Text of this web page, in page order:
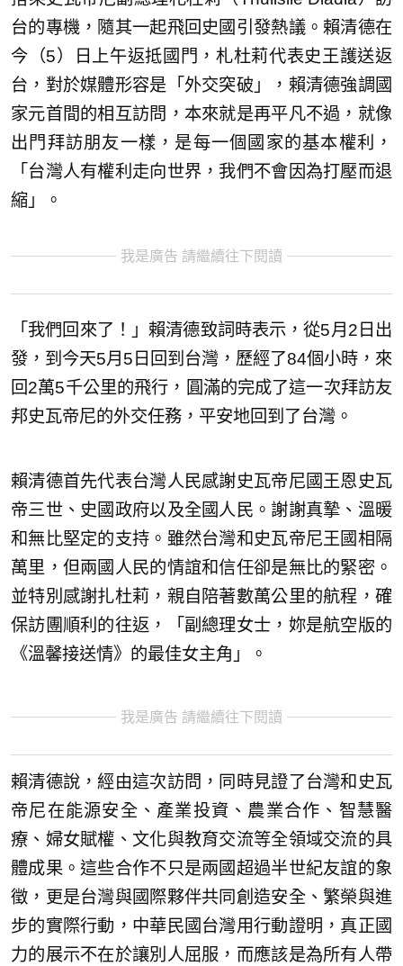
台的專機，隨其一起飛回史國引發熱議。賴清德在
今（5）日上午返抵國門，札杜莉代表史王護送返
台，對於媒體形容是「外交突破」，賴清德強調國
家元首間的相互訪問，本來就是再平凡不過，就像
出門拜訪朋友一樣，是每一個國家的基本權利，
「台灣人有權利走向世界，我們不會因為打壓而退
縮」。
我是廣告 請繼續往下閱讀
「我們回來了！」賴清德致詞時表示，從5月2日出
發，到今天5月5日回到台灣，歷經了84個小時，來
回2萬5千公里的飛行，圓滿的完成了這一次拜訪友
邦史瓦帝尼的外交任務，平安地回到了台灣。
賴清德首先代表台灣人民感謝史瓦帝尼國王恩史瓦
帝三世、史國政府以及全國人民。謝謝真摯、溫暖
和無比堅定的支持。雖然台灣和史瓦帝尼王國相隔
萬里，但兩國人民的情誼和信任卻是無比的緊密。
並特別感謝扎杜莉，親自陪著數萬公里的航程，確
保訪團順利的往返，「副總理女士，妳是航空版的
《溫馨接送情》的最佳女主角」。
我是廣告 請繼續往下閱讀
賴清德說，經由這次訪問，同時見證了台灣和史瓦
帝尼在能源安全、產業投資、農業合作、智慧醫
療、婦女賦權、文化與教育交流等全領域交流的具
體成果。這些合作不只是兩國超過半世紀友誼的象
徵，更是台灣與國際夥伴共同創造安全、繁榮與進
步的實際行動，中華民國台灣用行動證明，真正國
力的展示不在於讓別人屈服，而應該是為所有人帶